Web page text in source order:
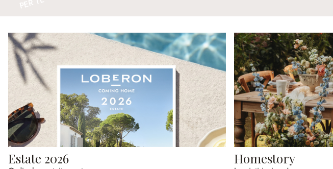
Estate 2026 Homestory